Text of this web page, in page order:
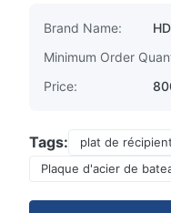
Brand Name:
Minimum Order
Price:
Tags: plat de
Plaque d'acier de